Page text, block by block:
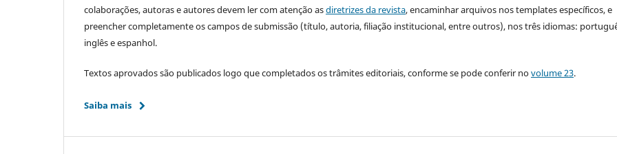
colaborações, autoras e autores devem ler com atenção asdiretrizes da revista, encaminhar arquivos nos templates específicos, e
preencher completamente os campos de submissão (título, autoria, filiação institucional, entre outros), nos três idiomas:
inglês e espanhol.
Textos aprovados são publicados logo que completados os trâmites editoriais, conforme se pode conferir novolume 23.
Saiba mais